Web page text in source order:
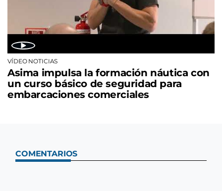
VÍDEO NOTICIAS
Asima impulsa la formación náutica con
un curso básico de seguridad para
embarcaciones comerciales
COMENTARIOS